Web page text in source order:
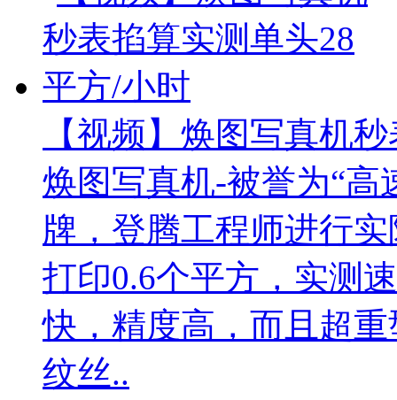
【视频】焕图写真机
焕图写真机-被誉为“高
牌，登腾工程师进行
打印0.6个平方，实测
快，精度高，而且超
纹丝..